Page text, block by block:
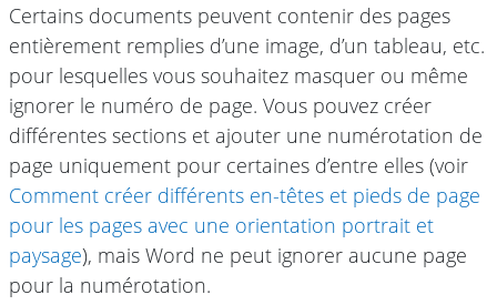
Certains documents peuvent contenir des pages
entièrement remplies d’une image, d’un tableau, etc.
pour lesquelles vous souhaitez masquer ou même
ignorer le numéro de page. Vous pouvez créer
différentes sections et ajouter une numérotation de
page uniquement pour certaines d’entre elles (voir
Comment créer différents en-têtes et pieds de page
pour les pages avec une orientation portrait et
paysage), mais Word ne peut ignorer aucune page
pour la numérotation.